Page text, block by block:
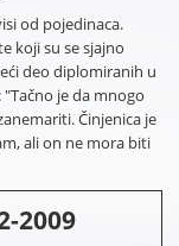
od pojedinaca.
koji su se sjajno
deo diplomiranih u
je da mnogo
Činjenica je
ali on ne mora biti
2009